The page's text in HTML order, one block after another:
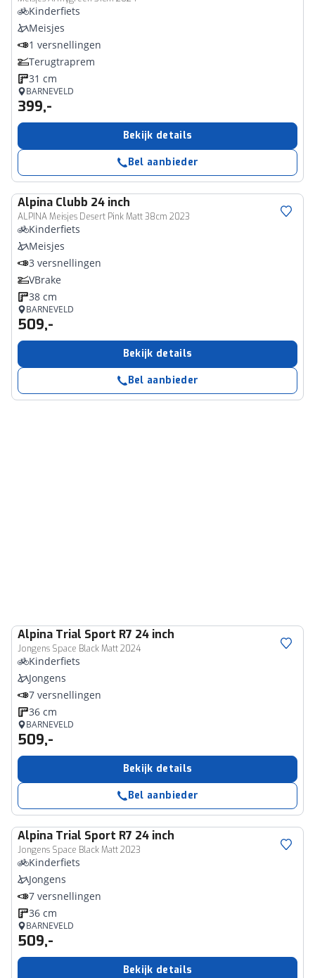
Kinderfiets
Meisjes
1 versnellingen
Terugtraprem
31 cm
BARNEVELD
399,-
Bekijk details
Bel aanbieder
Alpina Clubb 24 inch
ALPINA Meisjes Desert Pink Matt 38cm 2023
Kinderfiets
Meisjes
3 versnellingen
VBrake
38 cm
BARNEVELD
509,-
Bekijk details
Bel aanbieder
Alpina Trial Sport R7 24 inch
Jongens Space Black Matt 2024
Kinderfiets
Jongens
7 versnellingen
36 cm
BARNEVELD
509,-
Bekijk details
Bel aanbieder
Alpina Trial Sport R7 24 inch
Jongens Space Black Matt 2023
Kinderfiets
Jongens
7 versnellingen
36 cm
BARNEVELD
509,-
Bekijk details